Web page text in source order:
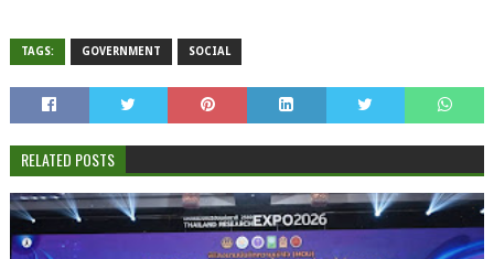
TAGS: GOVERNMENT SOCIAL
RELATED POSTS